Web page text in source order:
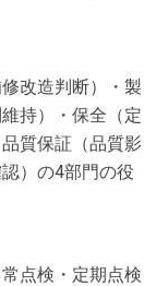
改造判断）・製
持）・保全（定
質保証（品質影
）の4部門の役
点検・定期点検